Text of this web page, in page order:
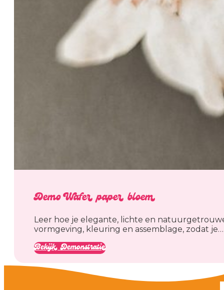
Demo Wafer paper bloem
Leer hoe je elegante, lichte en
vormgeving, kleuring en assemblage, zodat je…
Bekijk Demonstratie